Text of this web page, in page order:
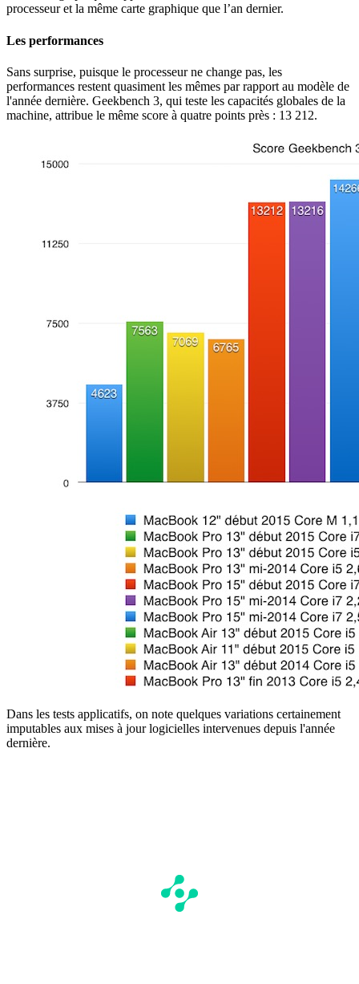
processeur et la même carte graphique que l’an dernier.
Les performances
Sans surprise, puisque le processeur ne change pas, les
performances restent quasiment les mêmes par rapport au modèle de
l'année dernière. Geekbench 3, qui teste les capacités globales de la
machine, attribue le même score à quatre points près : 13 212.
Dans les tests applicatifs, on note quelques variations certainement
imputables aux mises à jour logicielles intervenues depuis l'année
dernière.